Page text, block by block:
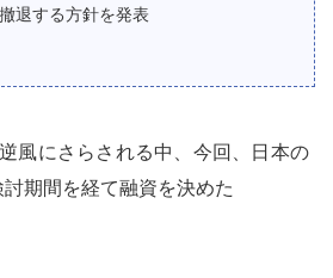
退する方針を発表
風にさらされる中、今回、日本の
期間を経て融資を決めた